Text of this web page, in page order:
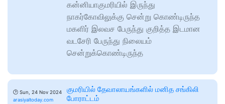
கன்னியாகுமரியில் இருந்து
நாகர்கோவிலுக்கு சென்று கொண்டிருந்த
மகளிர் இலவச பேருந்து குறித்த இடமான
வடசேரி பேருந்து நிலையம்
சென்றுக்கொண்டிருந்த
🕑 Sun, 24 Nov 2024
arasiyaltoday.com
குமரியில் தேவாலாயங்களில் மனித சங்கிலி
போராட்டம்